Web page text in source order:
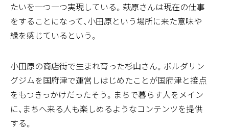
たいを一つ一つ実現している。萩原さんは現在の仕事
をすることになって、小田原という場所に来た意味や
縁を感じているという。
働く人々
小田原の商店街で生まれ育った杉山さん。ボルダリン
グジムを国府津で運営しはじめたことが国府津と接点
をもつきっかけだったそう。まちで暮らす人をメイン
に、まちへ来る人も楽しめるようなコンテンツを提供
する。
文化 / 伝統